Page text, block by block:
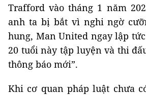
Trafford vào tháng 1 năm
anh ta bị bắt vì nghi ngờ
hung, Man United ngay lập
20 tuổi này tập luyện và thi
thông báo mới”.
Khi cơ quan pháp luật chưa